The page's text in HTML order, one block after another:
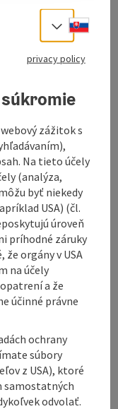
1910 - 1998)
the spirit of
Top
delights in
with a
already
and rustic fare
is
Austria are
Select
privacy policy
zážitok s
Na tieto účely
(analýza,
byť niekedy
USA) (čl.
úroveň
príhodné záruky
že orgány v USA
na účely
a že
účinné právne
ochrany
súbory
z USA), ktoré
samostatných
odvolať.